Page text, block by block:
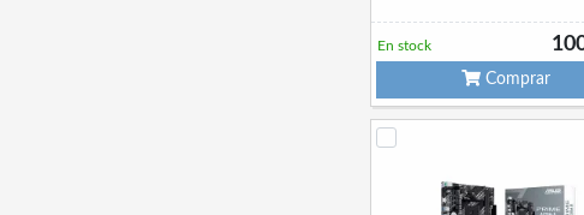
En stock
Comprar